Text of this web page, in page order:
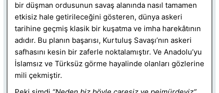
bir düşman ordusunun savaş alanında nasıl tamamen
etkisiz hale getirileceğini gösteren, dünya askeri
tarihine geçmiş klasik bir kuşatma ve imha harekâtının
adıdır. Bu planın başarısı, Kurtuluş Savaşı’nın askeri
safhasını kesin bir zaferle noktalamıştır. Ve Anadolu’yu
İslamsız ve Türksüz görme hayalinde olanları gözlerine
mili çekmiştir.